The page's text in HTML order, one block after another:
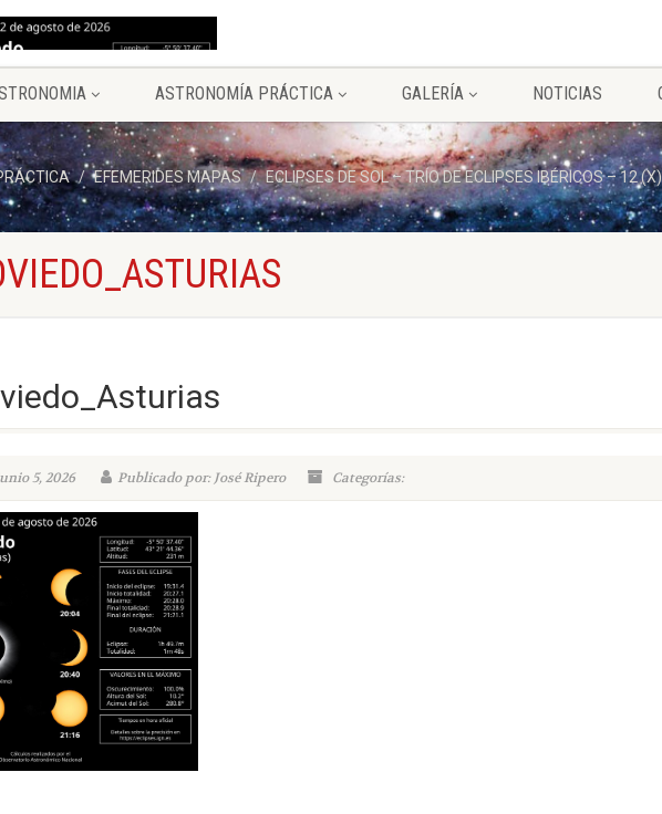
ASTRONOMÍA PRÁCTICA GALERÍA NOTICIAS
EFEMERIDES MAPAS ECLIPSES DE SOL – TRÍO DE ECLIPSES IBÉRICOS – 12
5, 2026 Publicado por: José Ripero Categorías: